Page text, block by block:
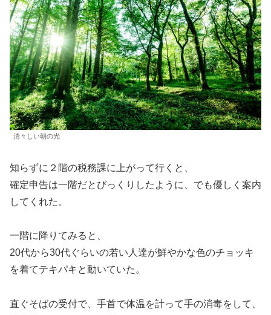
清々しい朝の光
知らずに２階の税務課に上がって行くと、
確定申告は一階だとびっくりしたように、でも優しく案内
してくれた。
一階に降りてみると、
20代から30代ぐらいの若い人達が鮮やかな色のチョッキ
を着てテキパキと動いていた。
直ぐそばの受付で、手首で体温を計って手の消毒をして、